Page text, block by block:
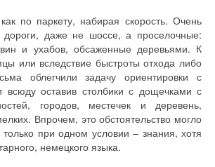
по паркету, набирая скорость. Очень
даже не шоссе, а проселочные:
и ухабов, обсаженные деревьями. К
или вследствие быстроты отхода либо
облегчили задачу ориентировки с
всюду оставив столбики с дощечками с
городов, местечек и деревень,
Впрочем, это обстоятельство могло
только при одном условии – знания, хотя
немецкого языка.